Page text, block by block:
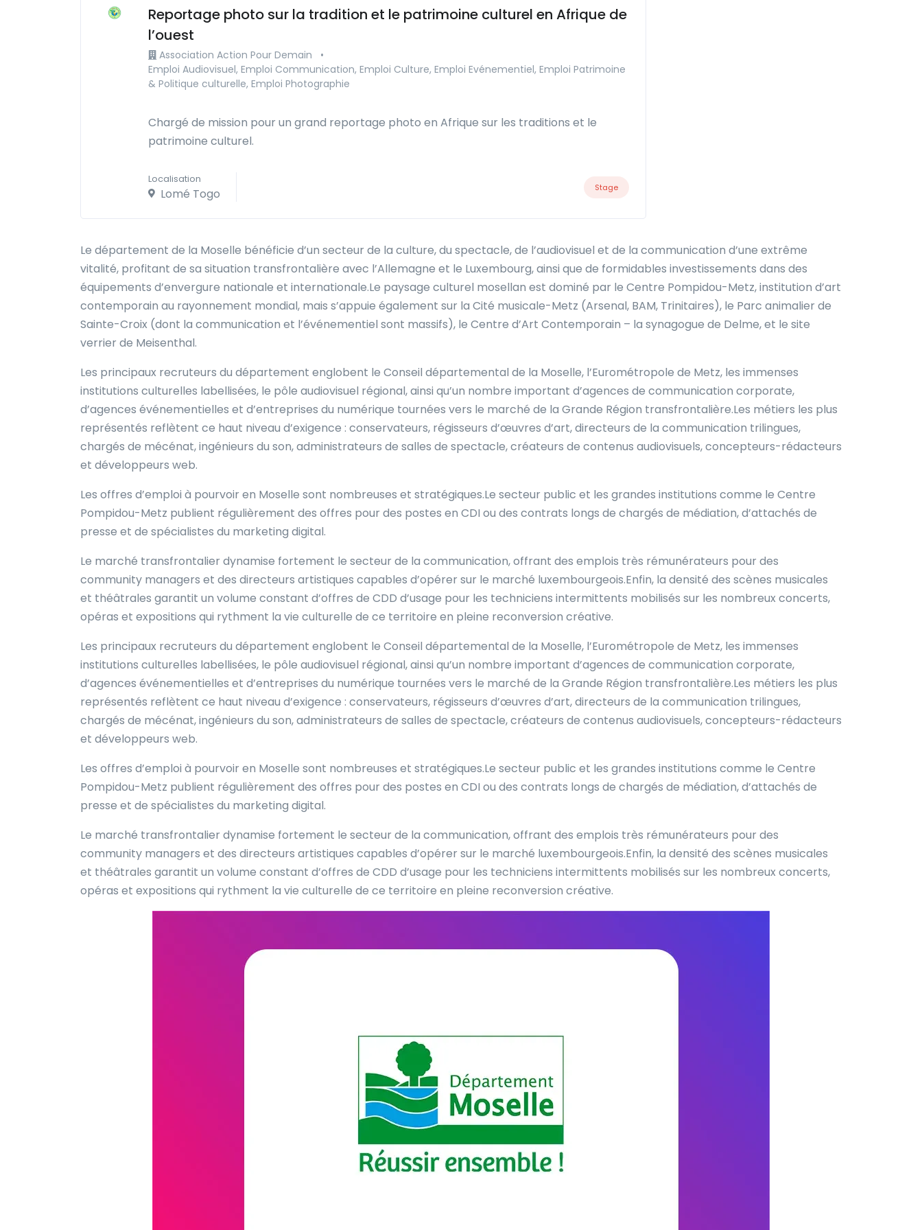
Reportage photo sur la tradition et le patrimoine culturel en Afrique de
l’ouest
Association Action Pour Demain
•
Emploi Audiovisuel, Emploi Communication, Emploi Culture, Emploi Evénementiel, Emploi Patrimoine
& Politique culturelle, Emploi Photographie
Chargé de mission pour un grand reportage photo en Afrique sur les traditions et le
patrimoine culturel.
Localisation
Lomé Togo Stage
Le département de la Moselle bénéficie d’un secteur de la culture, du spectacle, de l’audiovisuel et de la communication d’une extrême
vitalité, profitant de sa situation transfrontalière avec l’Allemagne et le Luxembourg, ainsi que de formidables investissements dans des
équipements d’envergure nationale et internationale.Le paysage culturel mosellan est dominé par le Centre Pompidou-Metz, institution d’art
contemporain au rayonnement mondial, mais s’appuie également sur la Cité musicale-Metz (Arsenal, BAM, Trinitaires), le Parc animalier de
Sainte-Croix (dont la communication et l’événementiel sont massifs), le Centre d’Art Contemporain – la synagogue de Delme, et le site
verrier de Meisenthal.
Les principaux recruteurs du département englobent le Conseil départemental de la Moselle, l’Eurométropole de Metz, les immenses
institutions culturelles labellisées, le pôle audiovisuel régional, ainsi qu’un nombre important d’agences de communication corporate,
d’agences événementielles et d’entreprises du numérique tournées vers le marché de la Grande Région transfrontalière.Les métiers les plus
représentés reflètent ce haut niveau d’exigence : conservateurs, régisseurs d’œuvres d’art, directeurs de la communication trilingues,
chargés de mécénat, ingénieurs du son, administrateurs de salles de spectacle, créateurs de contenus audiovisuels, concepteurs-rédacteurs
et développeurs web.
Les offres d’emploi à pourvoir en Moselle sont nombreuses et stratégiques.Le secteur public et les grandes institutions comme le Centre
Pompidou-Metz publient régulièrement des offres pour des postes en CDI ou des contrats longs de chargés de médiation, d’attachés de
presse et de spécialistes du marketing digital.
Le marché transfrontalier dynamise fortement le secteur de la communication, offrant des emplois très rémunérateurs pour des
community managers et des directeurs artistiques capables d’opérer sur le marché luxembourgeois.Enfin, la densité des scènes musicales
et théâtrales garantit un volume constant d’offres de CDD d’usage pour les techniciens intermittents mobilisés sur les nombreux concerts,
opéras et expositions qui rythment la vie culturelle de ce territoire en pleine reconversion créative.
Les principaux recruteurs du département englobent le Conseil départemental de la Moselle, l’Eurométropole de Metz, les immenses
institutions culturelles labellisées, le pôle audiovisuel régional, ainsi qu’un nombre important d’agences de communication corporate,
d’agences événementielles et d’entreprises du numérique tournées vers le marché de la Grande Région transfrontalière.Les métiers les plus
représentés reflètent ce haut niveau d’exigence : conservateurs, régisseurs d’œuvres d’art, directeurs de la communication trilingues,
chargés de mécénat, ingénieurs du son, administrateurs de salles de spectacle, créateurs de contenus audiovisuels, concepteurs-rédacteurs
et développeurs web.
Les offres d’emploi à pourvoir en Moselle sont nombreuses et stratégiques.Le secteur public et les grandes institutions comme le Centre
Pompidou-Metz publient régulièrement des offres pour des postes en CDI ou des contrats longs de chargés de médiation, d’attachés de
presse et de spécialistes du marketing digital.
Le marché transfrontalier dynamise fortement le secteur de la communication, offrant des emplois très rémunérateurs pour des
community managers et des directeurs artistiques capables d’opérer sur le marché luxembourgeois.Enfin, la densité des scènes musicales
et théâtrales garantit un volume constant d’offres de CDD d’usage pour les techniciens intermittents mobilisés sur les nombreux concerts,
opéras et expositions qui rythment la vie culturelle de ce territoire en pleine reconversion créative.